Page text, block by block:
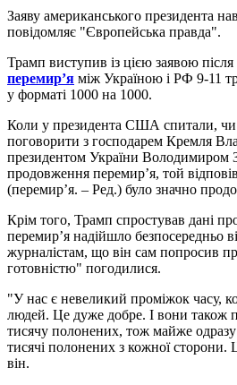
Заяву американського президента
повідомляє "Європейська правда".
Трамп виступив із цією заявою після
перемир’я між Україною і РФ 9-11
у форматі 1000 на 1000.
Коли у президента США спитали, чи
поговорити з господарем Кремля
президентом України Володимиром
продовження перемир’я, той
(перемир’я. – Ред.) було значно
Крім того, Трамп спростував дані
перемир’я надійшло безпосередньо
журналістам, що він сам попросив
готовністю" погодилися.
"У нас є невеликий проміжок часу,
людей. Це дуже добре. І вони також
тисячу полонених, тож майже одразу
тисячі полонених з кожної
він.